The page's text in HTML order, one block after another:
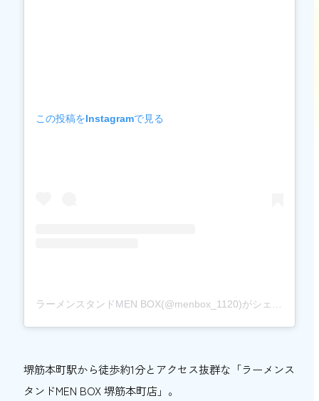
この投稿をInstagramで見る
堺筋本町駅から徒歩約1分とアクセス抜群な「ラーメンス
タンドMEN BOX 堺筋本町店」。